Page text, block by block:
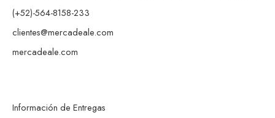
(+52)-564-8158-233
clientes@mercadeale.com
mercadeale.com
Información de Entregas